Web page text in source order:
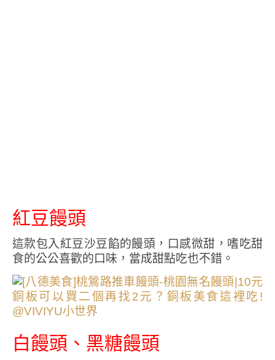
紅豆饅頭
這款包入紅豆沙豆餡的饅頭，口感微甜，嗜吃甜
食的公公喜歡的口味，當成甜點吃也不錯。
白饅頭、黑糖饅頭